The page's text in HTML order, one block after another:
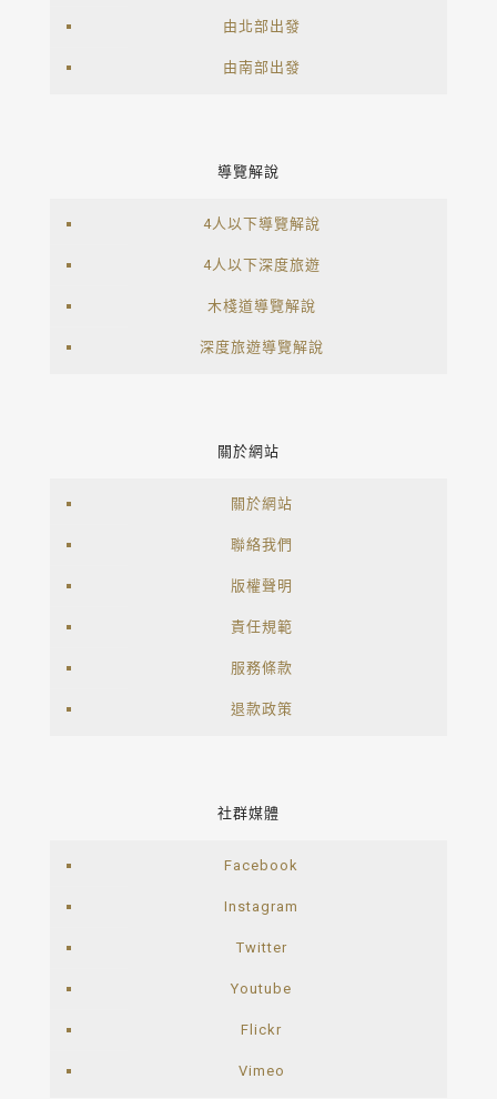
由北部出發
由南部出發
導覽解說
4人以下導覽解說
4人以下深度旅遊
木棧道導覽解說
深度旅遊導覽解說
關於網站
關於網站
聯絡我們
版權聲明
責任規範
服務條款
退款政策
社群媒體
Facebook
Instagram
Twitter
Youtube
Flickr
Vimeo